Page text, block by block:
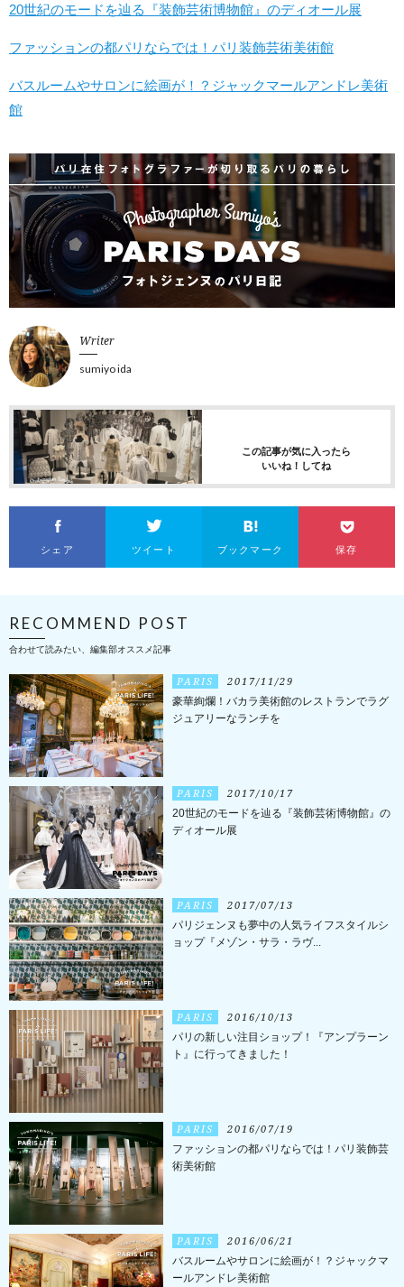
20世紀のモードを辿る『装飾芸術博物館』のディオール展
ファッションの都パリならでは！パリ装飾芸術美術館
バスルームやサロンに絵画が！？ジャックマールアンドレ美術
館
Writer
sumiyo ida
この記事が気に入ったら
いいね！してね
シェア ツイート ブックマーク 保存
RECOMMEND POST
合わせて読みたい、編集部オススメ記事
PARIS 2017/11/29
豪華絢爛！バカラ美術館のレストランでラグ
ジュアリーなランチを
PARIS 2017/10/17
20世紀のモードを辿る『装飾芸術博物館』の
ディオール展
PARIS 2017/07/13
パリジェンヌも夢中の人気ライフスタイルシ
ョップ『メゾン・サラ・ラヴ...
PARIS 2016/10/13
パリの新しい注目ショップ！『アンプラーン
ト』に行ってきました！
PARIS 2016/07/19
ファッションの都パリならでは！パリ装飾芸
術美術館
PARIS 2016/06/21
バスルームやサロンに絵画が！？ジャックマ
ールアンドレ美術館